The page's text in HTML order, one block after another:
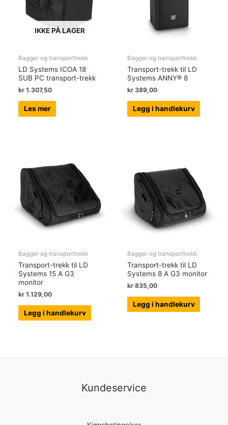
IKKE PÅ LAGER
Bagger og transporttrekk
LD Systems ICOA 18
SUB PC transport-trekk
kr 1.307,50
Les mer
Bagger og transporttrekk
Transport-trekk til LD
Systems ANNY® 8
kr 389,00
Legg i handlekurv
Bagger og transporttrekk
Transport-trekk til LD
Systems 15 A G3
monitor
kr 1.129,00
Legg i handlekurv
Bagger og transporttrekk
Transport-trekk til LD
Systems 8 A G3 monitor
kr 835,00
Legg i handlekurv
Kundeservice